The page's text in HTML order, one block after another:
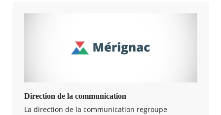
Direction de la communication
La direction de la communication regroupe